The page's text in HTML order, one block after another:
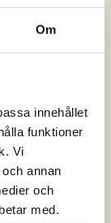
Om
innehållet
funktioner
Vi
annan
och
med.
sina
som